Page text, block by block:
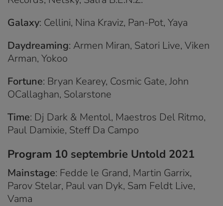
Galaxy: Cellini, Nina Kraviz, Pan-Pot, Yaya
Daydreaming: Armen Miran, Satori Live, Viken
Arman, Yokoo
Fortune: Bryan Kearey, Cosmic Gate, John
OCallaghan, Solarstone
Time: Dj Dark & Mentol, Maestros Del Ritmo,
Paul Damixie, Steff Da Campo
Program 10 septembrie Untold 2021
Mainstage: Fedde le Grand, Martin Garrix,
Parov Stelar, Paul van Dyk, Sam Feldt Live,
Vama